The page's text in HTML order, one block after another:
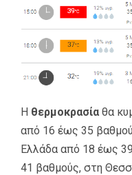
Η θερμοκρασία θα
από 16 έως 35
Ελλάδα από 18 έως
41 βαθμούς, στη